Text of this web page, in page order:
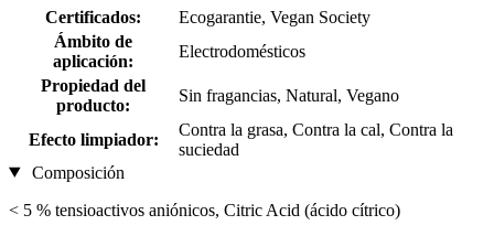
Certificados:
Ecogarantie, Vegan Society
Ámbito de
aplicación:
Electrodomésticos
Propiedad del
producto:
Sin fragancias, Natural, Vegano
Efecto limpiador:
Contra la grasa, Contra la cal, Contra la
suciedad
Composición
< 5 % tensioactivos aniónicos, Citric Acid (ácido cítrico)